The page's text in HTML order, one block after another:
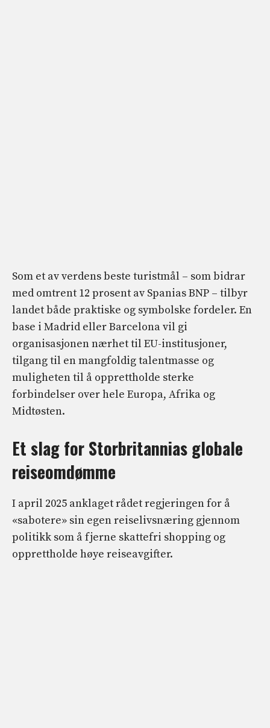
Som et av verdens beste turistmål – som bidrar
med omtrent 12 prosent av Spanias BNP – tilbyr
landet både praktiske og symbolske fordeler. En
base i Madrid eller Barcelona vil gi
organisasjonen nærhet til EU-institusjoner,
tilgang til en mangfoldig talentmasse og
muligheten til å opprettholde sterke
forbindelser over hele Europa, Afrika og
Midtøsten.
Et slag for Storbritannias globale
reiseomdømme
I april 2025 anklaget rådet regjeringen for å
«sabotere» sin egen reiselivsnæring gjennom
politikk som å fjerne skattefri shopping og
opprettholde høye reiseavgifter.